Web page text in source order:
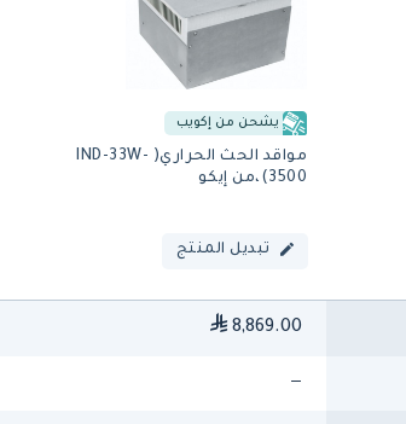
يشحن من إكويب
مواقد الحث الحراري( IND-33W-
3500)،من إيكو
تبديل المنتج
8,869.00
—